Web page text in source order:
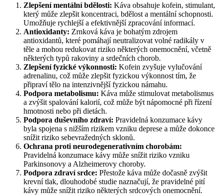
Zlepšení mentální bdělosti: Káva obsahuje kofein, stimulant,
který může zlepšit koncentraci, bdělost a mentální schopnosti.
Umožňuje rychlejší a efektivnější zpracování informací.
Antioxidanty: Zrnková káva je bohatým zdrojem
antioxidantů, které pomáhají neutralizovat volné radikály v
těle a mohou redukovat riziko některých onemocnění, včetně
některých typů rakoviny a srdečních chorob.
Zlepšení fyzické výkonnosti: Kofein zvyšuje vylučování
adrenalinu, což může zlepšit fyzickou výkonnost tím, že
připraví tělo na intenzivnější fyzickou námahu.
Podpora metabolismu: Káva může stimulovat metabolismus
a zvýšit spalování kalorií, což může být nápomocné při řízení
hmotnosti nebo při dietách.
Podpora duševního zdraví: Pravidelná konzumace kávy
byla spojena s nižším rizikem vzniku deprese a může dokonce
snížit riziko sebevražedných sklonů.
Ochrana proti neurodegenerativním chorobám:
Pravidelná konzumace kávy může snížit riziko vzniku
Parkinsonovy a Alzheimerovy choroby.
Podpora zdraví srdce: Přestože káva může dočasně zvýšit
krevní tlak, dlouhodobé studie naznačují, že pravidelné pití
kávy může snížit riziko některých srdcových onemocnění.